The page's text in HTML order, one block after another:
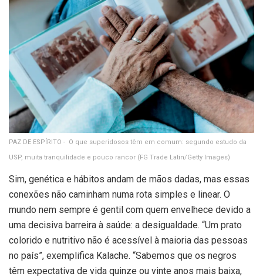
PAZ DE ESPÍRITO - O que superidosos têm em comum: segundo estudo da
USP, muita tranquilidade e pouco rancor (FG Trade Latin/Getty Images)
Sim, genética e hábitos andam de mãos dadas, mas essas
conexões não caminham numa rota simples e linear. O
mundo nem sempre é gentil com quem envelhece devido a
uma decisiva barreira à saúde: a desigualdade. “Um prato
colorido e nutritivo não é acessível à maioria das pessoas
no país”, exemplifica Kalache. “Sabemos que os negros
têm expectativa de vida quinze ou vinte anos mais baixa,